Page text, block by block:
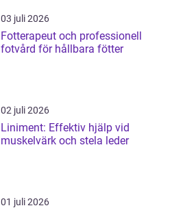
03 juli 2026
Fotterapeut och professionell
fotvård för hållbara fötter
02 juli 2026
Liniment: Effektiv hjälp vid
muskelvärk och stela leder
01 juli 2026